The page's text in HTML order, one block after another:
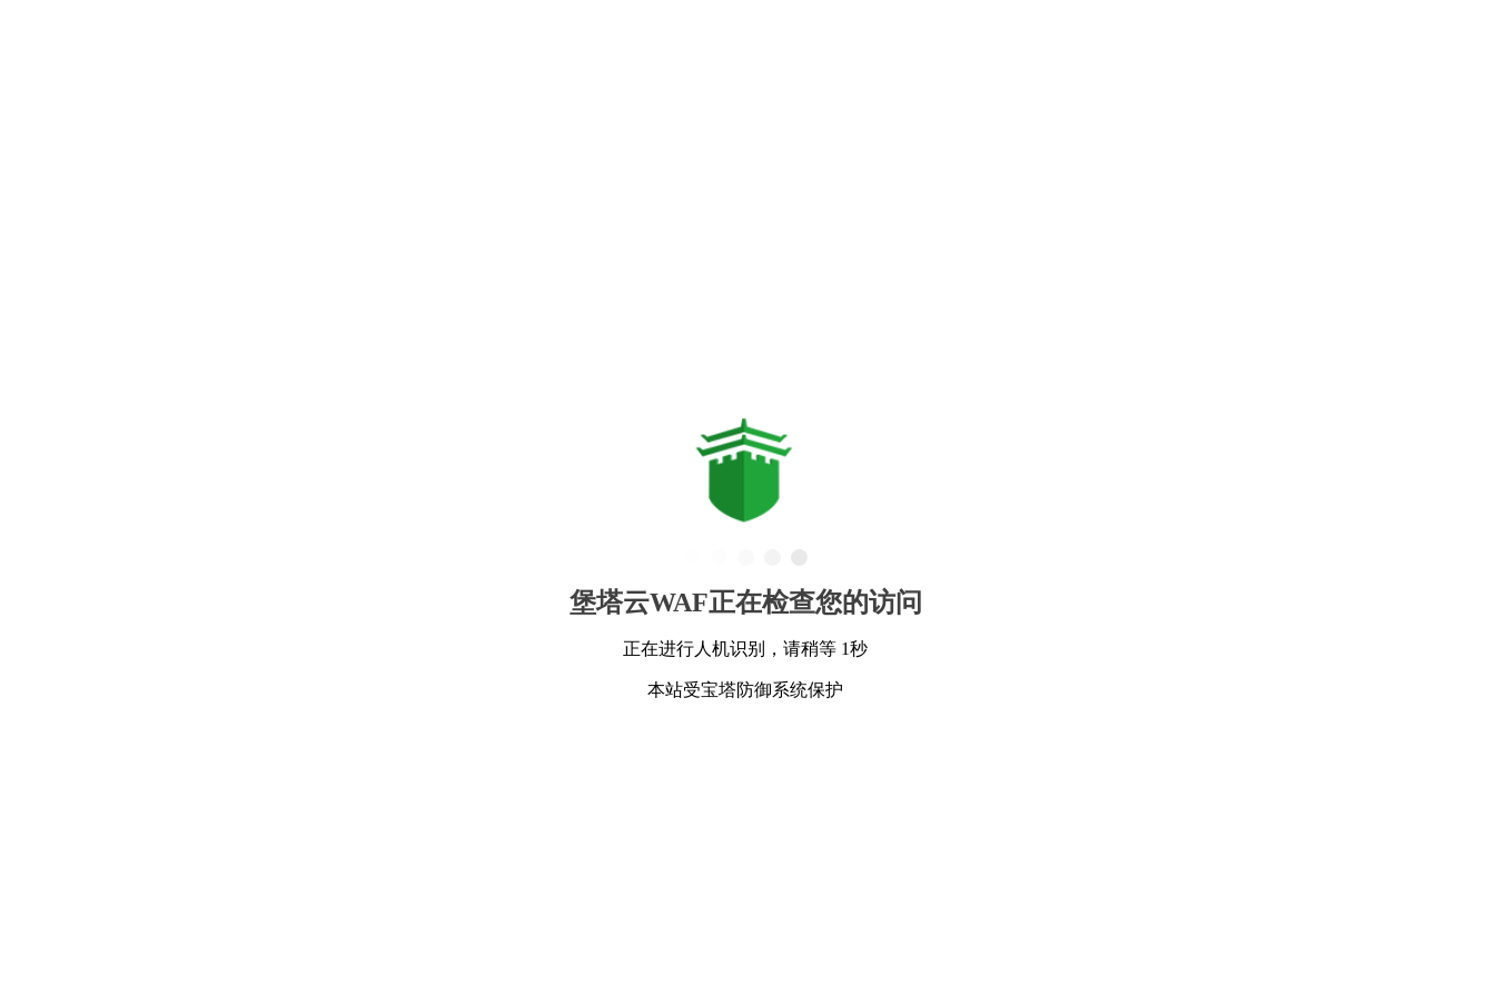
堡塔云WAF正在检查您的访问
正在进行人机识别，请稍等 1秒
本站受宝塔防御系统保护